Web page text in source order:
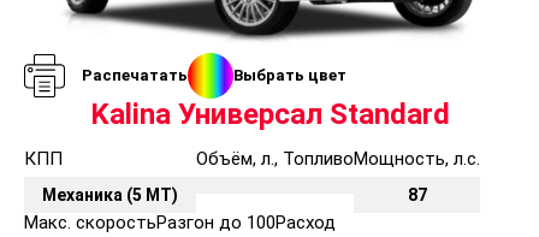
Антиблокировочная система тормозов с усилителем
экстренного торможения (ABS+BAS)
Датчики парковки сзади
Электронная система распределения тормозных
усилий (EBD)
Прочее
Запасное штампованное колесо временного
использования 14\"
Распечатать Выбрать цвет
Kalina Универсал Standard
КПП
Механика (5 MT)
Объём, л., ТопливоМощность, л.с.
87
Макс. скоростьРазгон до 100Расход